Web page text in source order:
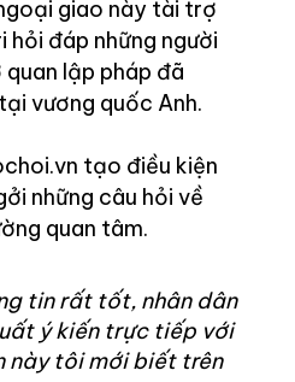
giao này tài trợ
đáp những người
lập pháp đã
vương quốc Anh.
tạo điều kiện
những câu hỏi về
quan tâm.
tin rất tốt, nhân dân
ý kiến trực tiếp với
này tôi mới biết trên